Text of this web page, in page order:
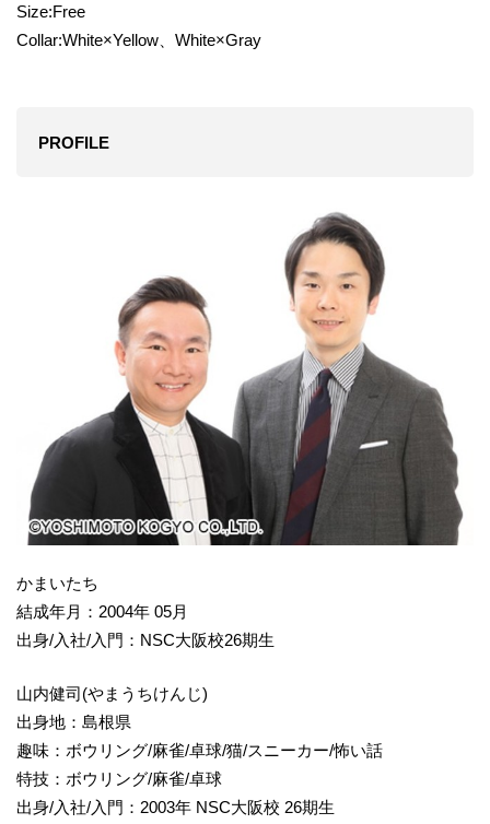
Size:Free
Collar:White×Yellow、White×Gray
PROFILE
かまいたち
結成年月：2004年 05月
出身/入社/入門：NSC大阪校26期生
山内健司(やまうちけんじ)
出身地：島根県
趣味：ボウリング/麻雀/卓球/猫/スニーカー/怖い話
特技：ボウリング/麻雀/卓球
出身/入社/入門：2003年 NSC大阪校 26期生